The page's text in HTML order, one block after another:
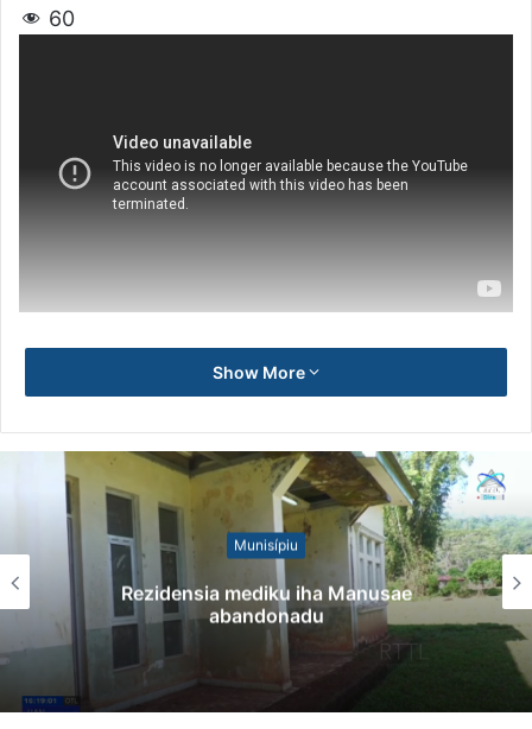
60
Show More
Munisípiu
Rezidensia mediku iha Manusae
abandonadu